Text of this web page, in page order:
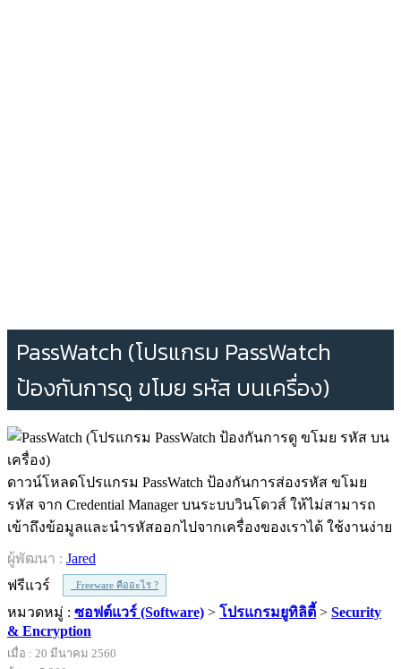
PassWatch (โปรแกรม PassWatch
ป้องกันการดู ขโมย รหัส บนเครื่อง)
ดาวน์โหลดโปรแกรม PassWatch ป้องกันการส่องรหัส ขโมย
รหัส จาก Credential Manager บนระบบวินโดวส์ ให้ไม่สามารถ
เข้าถึงข้อมูลและนำรหัสออกไปจากเครื่องของเราได้ ใช้งานง่าย
ผู้พัฒนา : Jared
ฟรีแวร์
Freeware คืออะไร ?
หมวดหมู่ : ซอฟต์แวร์ (Software) > โปรแกรมยูทิลิตี้ > Security
& Encryption
เมื่อ : 20 มีนาคม 2560